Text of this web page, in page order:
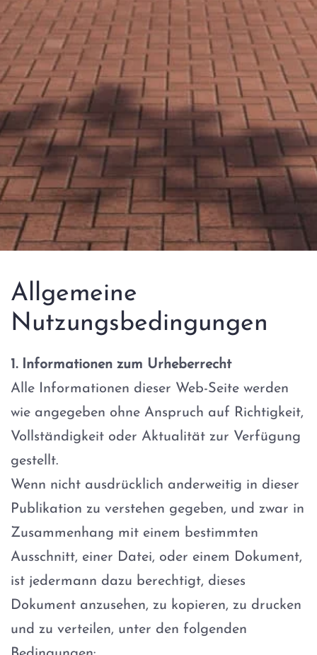
Allgemeine
Nutzungsbedingungen
1. Informationen zum Urheberrecht
Alle Informationen dieser Web-Seite werden
wie angegeben ohne Anspruch auf Richtigkeit,
Vollständigkeit oder Aktualität zur Verfügung
gestellt.
Wenn nicht ausdrücklich anderweitig in dieser
Publikation zu verstehen gegeben, und zwar in
Zusammenhang mit einem bestimmten
Ausschnitt, einer Datei, oder einem Dokument,
ist jedermann dazu berechtigt, dieses
Dokument anzusehen, zu kopieren, zu drucken
und zu verteilen, unter den folgenden